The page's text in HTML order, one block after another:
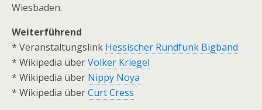
Wiesbaden.
Weiterführend
* Veranstaltungslink Hessischer Rundfunk Bigband
* Wikipedia überVolker Kriegel
* Wikipedia über Nippy Noya
* Wikipedia überCurt Cress